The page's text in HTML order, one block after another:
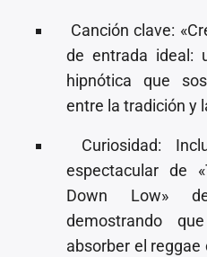
⁠Canción clave:
de entrada ideal:
hipnótica que
entre la tradición y
⁠Curiosidad:
espectacular de
Down Low»
demostrando
absorber el reggae